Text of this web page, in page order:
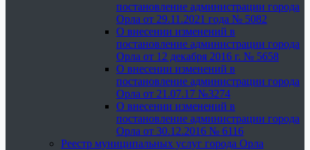
постановление администрации города
Орла от 29.11.2021 года № 5082
О внесении изменений в
постановление администрации города
Орла от 12 декабря 2016 г. № 5658
О внесении изменений в
постановление администрации города
Орла от 21.07.17 №3274
О внесении изменений в
постановление администрации города
Орла от 30.12.2016 № 6116
Реестр муниципальных услуг города Орла